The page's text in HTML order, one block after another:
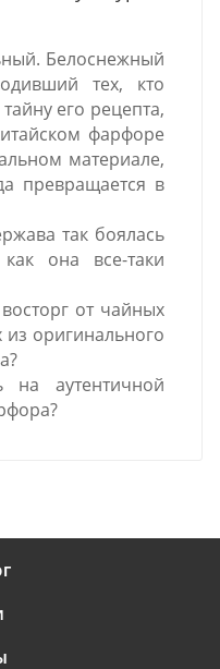
Белоснежный
тех, кто
его рецепта,
фарфоре
материале,
превращается в
так боялась
она все-таки
от чайных
оригинального
на аутентичной